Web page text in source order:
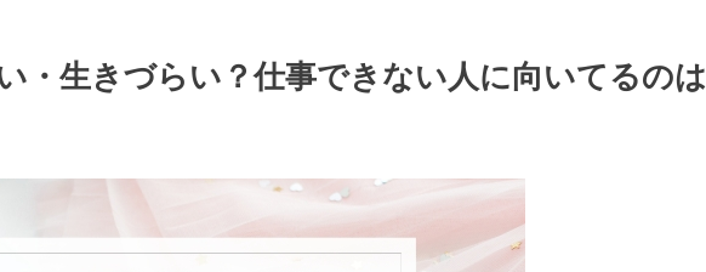
・生きづらい？仕事できない人に向いてるのは